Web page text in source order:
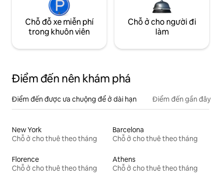
Chỗ đỗ xe miễn phí
trong khuôn viên
Chỗ ở cho người đi
làm
Điểm đến nên khám phá
Điểm đến được ưa chuộng để ở dài hạn Điểm đến gần đây
New York
Chỗ ở cho thuê theo tháng
Barcelona
Chỗ ở cho thuê theo tháng
Florence
Chỗ ở cho thuê theo tháng
Athens
Chỗ ở cho thuê theo tháng